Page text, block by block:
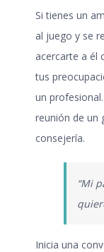
Si tienes un
al juego y se
acercarte a él
tus
un
reunión de un
consejería.
“Mi
Inicia una